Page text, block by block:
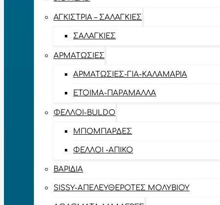
ΑΓΚΊΣΤΡΙΑ – ΣΑΛΑΓΚΙΈΣ
ΣΑΛΑΓΚΙΈΣ
ΑΡΜΑΤΩΣΙΈΣ
ΑΡΜΑΤΩΣΙΈΣ-ΓΙΑ-ΚΑΛΑΜΆΡΙΑ
ΈΤΟΙΜΑ-ΠΑΡΆΜΑΛΛΑ
ΦΕΛΛΟΊ-BULDO
ΜΠΟΜΠΆΡΔΕΣ
ΦΕΛΛΟΊ -ΑΠΊΚΟ
ΒΑΡΊΔΙΑ
SISSY-ΑΠΕΛΕΥΘΕΡΟΤΈΣ ΜΟΛΥΒΙΟΎ